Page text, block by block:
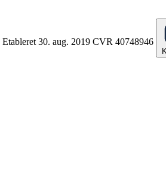
Etableret 30. aug. 2019 CVR 40748946